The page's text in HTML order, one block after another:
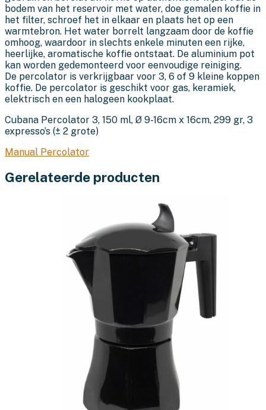
bodem van het reservoir met water, doe gemalen koffie in
het filter, schroef het in elkaar en plaats het op een
warmtebron. Het water borrelt langzaam door de koffie
omhoog, waardoor in slechts enkele minuten een rijke,
heerlijke, aromatische koffie ontstaat. De aluminium pot
kan worden gedemonteerd voor eenvoudige reiniging.
De percolator is verkrijgbaar voor 3, 6 of 9 kleine koppen
koffie. De percolator is geschikt voor gas, keramiek,
elektrisch en een halogeen kookplaat.
Cubana Percolator 3, 150 ml, Ø 9-16cm x 16cm, 299 gr, 3
expresso’s (± 2 grote)
Manual Percolator
Gerelateerde producten